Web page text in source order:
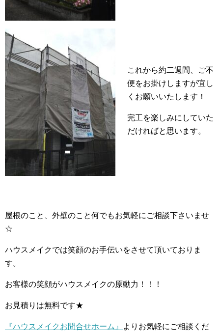
これから約二週間、ご不
便をお掛けしますが宜し
くお願いいたします！
完工を楽しみにしていた
だければと思います。
屋根のこと、外壁のこと何でもお気軽にご相談下さいませ
☆
ハウスメイクでは笑顔のお手伝いをさせて頂いておりま
す。
お客様の笑顔がハウスメイクの原動力！！！
お見積りは無料です★
『ハウスメイクお問合せホーム』
よりお気軽にご相談くだ